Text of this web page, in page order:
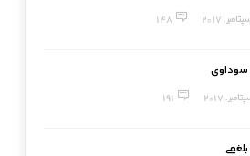
148
سوداوی
191